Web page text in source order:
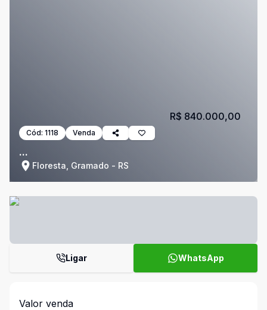
Cód: 1118 Venda
...
Floresta, Gramado - RS
R$ 840.000,00
Ligar WhatsApp
Valor venda